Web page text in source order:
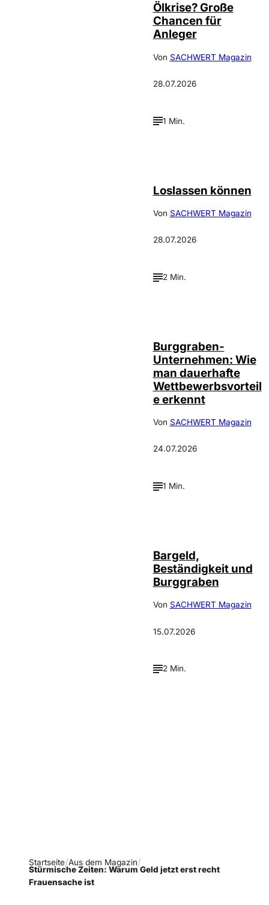
Ölkrise? Große
Chancen für
Anleger
Von SACHWERT Magazin
28.07.2026
1 Min.
Loslassen können
Von SACHWERT Magazin
28.07.2026
2 Min.
Burggraben-
Unternehmen: Wie
man dauerhafte
Wettbewerbsvorteil
e erkennt
Von SACHWERT Magazin
24.07.2026
1 Min.
Bargeld,
Beständigkeit und
Burggraben
Von SACHWERT Magazin
15.07.2026
2 Min.
Startseite Aus dem Magazin
Stürmische Zeiten: Warum Geld jetzt erst recht
Frauensache ist